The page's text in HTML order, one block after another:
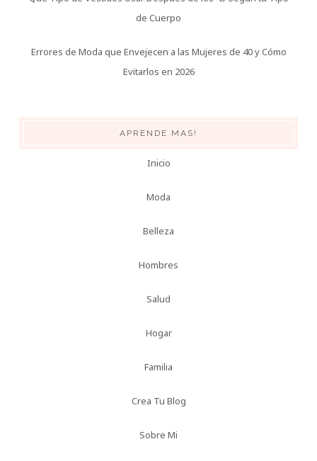
de Cuerpo
Errores de Moda que Envejecen a las Mujeres de 40 y Cómo
Evitarlos en 2026
APRENDE MAS!
Inicio
Moda
Belleza
Hombres
Salud
Hogar
Familia
Crea Tu Blog
Sobre Mi